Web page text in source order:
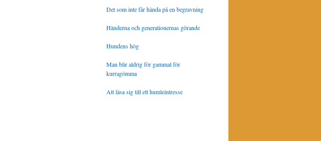
Det som inte får hända på en begravning
Händerna och generationernas görande
Hundens hög
Man blir aldrig för gammal för
kurragömma
Att läsa sig till ett humleintresse